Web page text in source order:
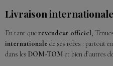
Livraison
En tant querevendeur officiel,
internationale de ses robes : partout
dans les DOM-TOM et bien d’autres